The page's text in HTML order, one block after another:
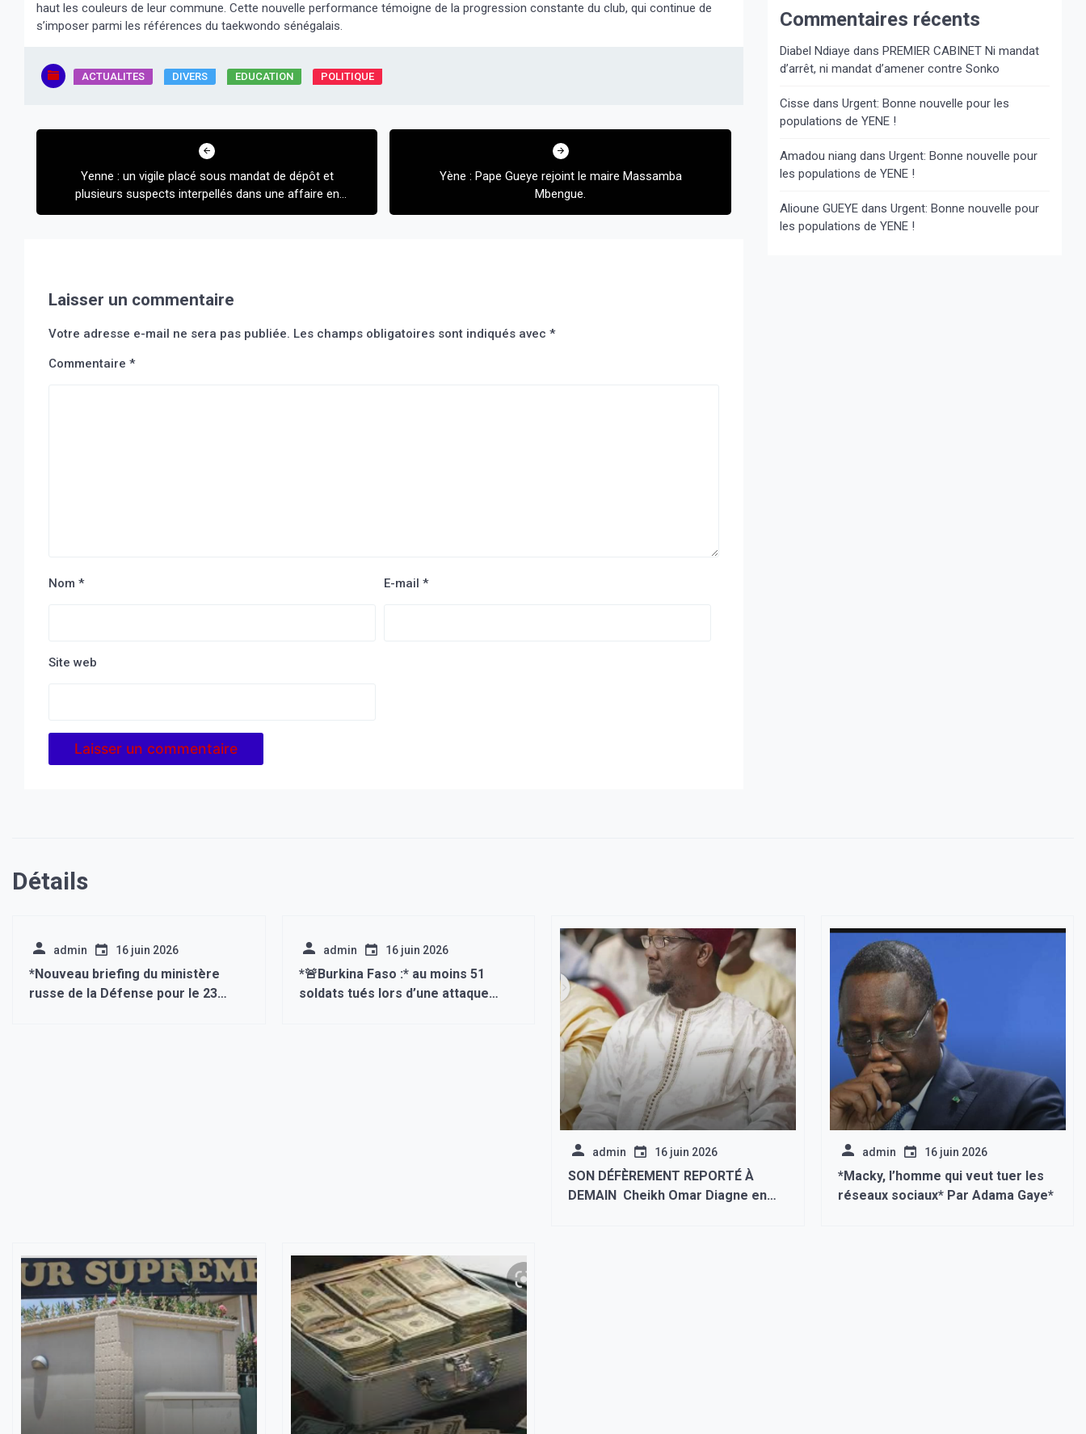
haut les couleurs de leur commune. Cette nouvelle performance témoigne de la progression constante du club, qui continue de
s’imposer parmi les références du taekwondo sénégalais.
ACTUALITES DIVERS EDUCATION POLITIQUE
Navigation
l’articleYenne : un vigile placé sous mandat de dépôt et
plusieurs suspects interpellés dans une affaire en
cours d’enquête.
Yène : Pape Gueye rejoint le maire Massamba
Mbengue.
Laisser un commentaire
Votre adresse e-mail ne sera pas publiée. Les champs obligatoires sont indiqués avec *
Commentaire *
Nom * E-mail *
Site web
Commentaires récents
Diabel Ndiaye dans PREMIER CABINET Ni mandat
d’arrêt, ni mandat d’amener contre Sonko
Cisse dans Urgent: Bonne nouvelle pour les
populations de YENE !
Amadou niang dans Urgent: Bonne nouvelle pour
les populations de YENE !
Alioune GUEYEdans Urgent: Bonne nouvelle pour
les populations de YENE !
Détails
admin 16 juin 2026
*Nouveau briefing du ministère
russe de la Défense pour le 23
admin 16 juin 2026
*🚨Burkina Faso :* au moins 51
soldats tués lors d’une attaque
admin 16 juin 2026
SON DÉFÈREMENT REPORTÉ À
DEMAIN Cheikh Omar Diagne en
admin 16 juin 2026
*Macky, l’homme qui veut tuer les
réseaux sociaux* Par Adama Gaye*